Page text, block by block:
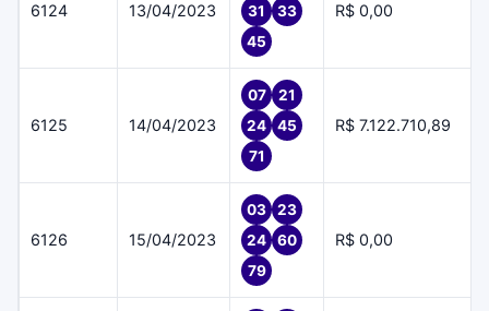
6124 13/04/2023
31
33
45
R$ 0,00
6125 14/04/2023
07
21
24
45
71
R$ 7.122.710,89
6126 15/04/2023
03
23
24
60
79
R$ 0,00